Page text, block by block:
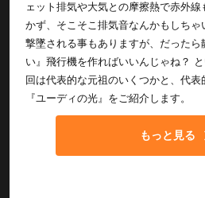
ェット排気や大気との摩擦熱で赤外
かず、そこそこ排気音なんかもしちゃ
撃墜される事もありますが、だったら
い』飛行機を作ればいいんじゃね？
回は代表的な元祖のいくつかと、代
『ユーディの光』をご紹介します。
もっと見る